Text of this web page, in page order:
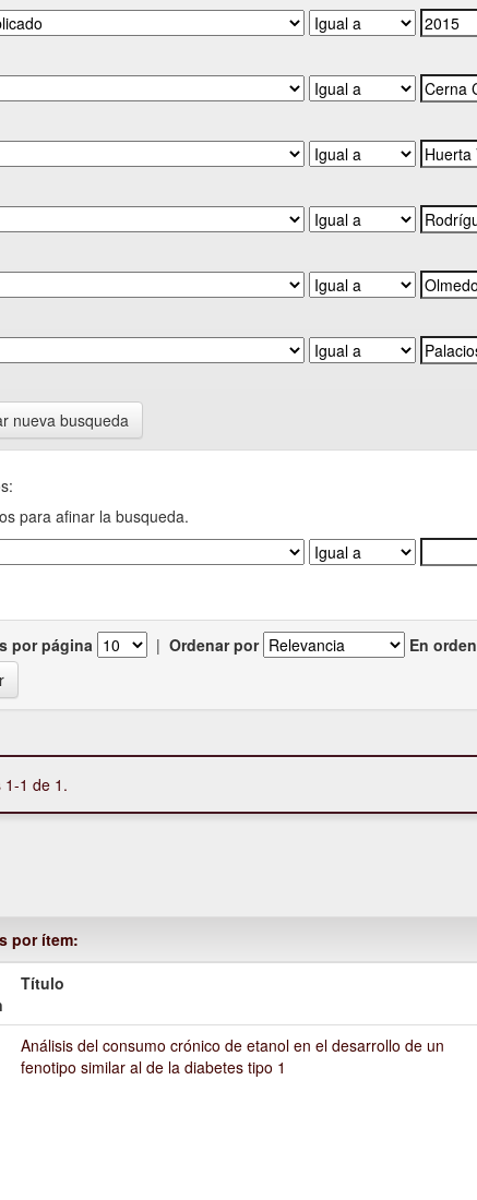
nueva busqueda
para afinar la busqueda.
por página | Ordenar por En orden
1-1 de 1.
por ítem:
Título
Análisis del consumo crónico de etanol en el desarrollo de un
fenotipo similar al de la diabetes tipo 1